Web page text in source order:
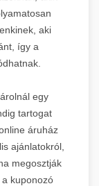
aki
így a
egy
tartogat
áruház
ajánlatokról,
megosztják
kuponozó